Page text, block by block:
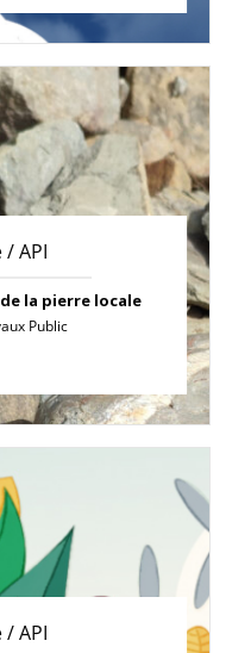
API
la pierre locale
Public
API